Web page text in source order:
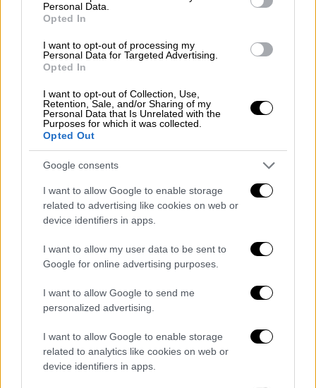
Personal Data.
Opted In
I want to opt-out of processing my
Personal Data for Targeted Advertising.
Opted In
I want to opt-out of Collection, Use,
Retention, Sale, and/or Sharing of my
Personal Data that Is Unrelated with the
Purposes for which it was collected.
Opted Out
Google consents
I want to allow Google to enable storage
related to advertising like cookies on web or
device identifiers in apps.
I want to allow my user data to be sent to
Google for online advertising purposes.
I want to allow Google to send me
personalized advertising.
I want to allow Google to enable storage
related to analytics like cookies on web or
device identifiers in apps.
σκοτάδι, αναφορικά με την αντιμετώπιση
κορονοϊού
Εντοπίστηκε στο πλαίσιο της
ιχνηλάτησης
Στο πλαίσιο της ιχνηλάτησης, όταν κάποιος
εργαζόμενος στοΑΧΕΠΑ εντοπίστηκε ότι
νοσεί απόκορονοϊό
κ. Μεταλλίδης. «Ότι είμαι θετικός στον
17 Αυγούστου. Είχα κάνει ένα τεστ τρεις
μέρες πριν, την Παρασκευή 14 του μήνα και
τεστ βγήκε θετικό και τέθηκα σε
απομόνωση, Όλοι οι υγειονομικοί κάνουμε
επανειλημμένα τεστ. Είναι ο κίνδυνος του
επαγγέλματος, αλλά, ευτυχώς, είμαι
κατάσταση βρίσκονται και οι άλλοι
συνάδελφοι. Η ψυχολογία όλων μας είναι